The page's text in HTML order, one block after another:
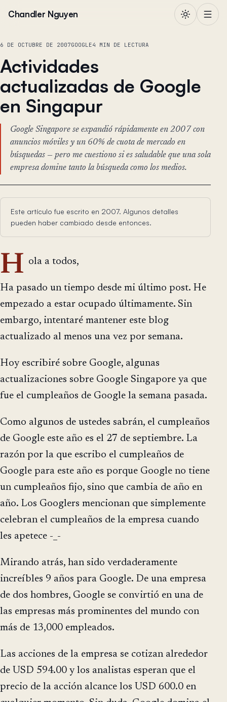
Chandler Nguyen
6 DE OCTUBRE DE 2007GOOGLE4 MIN DE LECTURA
Actividades
actualizadas de Google
en Singapur
Google Singapore se expandió rápidamente en 2007 con
anuncios móviles y un 60% de cuota de mercado en
búsquedas — pero me cuestiono si es saludable que una sola
empresa domine tanto la búsqueda como los medios.
Este artículo fue escrito en 2007. Algunos detalles
pueden haber cambiado desde entonces.
H ola a todos,
Ha pasado un tiempo desde mi último post. He
empezado a estar ocupado últimamente. Sin
embargo, intentaré mantener este blog
actualizado al menos una vez por semana.
Hoy escribiré sobre Google, algunas
actualizaciones sobre Google Singapore ya que
fue el cumpleaños de Google la semana pasada.
Como algunos de ustedes sabrán, el cumpleaños
de Google este año es el 27 de septiembre. La
razón por la que escribo el cumpleaños de
Google para este año es porque Google no tiene
un cumpleaños fijo, sino que cambia de año en
año. Los Googlers mencionan que simplemente
celebran el cumpleaños de la empresa cuando
les apetece -_-
Mirando atrás, han sido verdaderamente
increíbles 9 años para Google. De una empresa
de dos hombres, Google se convirtió en una de
las empresas más prominentes del mundo con
más de 13,000 empleados.
Las acciones de la empresa se cotizan alrededor
de USD 594.00 y los analistas esperan que el
precio de la acción alcance los USD 600.0 en